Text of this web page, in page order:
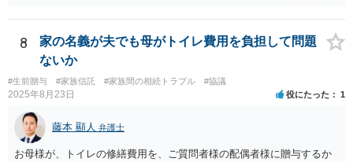
で、その制度を活用する方法も考えられます。 もし契約書の作成まで
視野に入れておられる場合は、お近くの弁護士、できれば相続に強い
弁護士にご相談なさるとよいでしょう。
8
家の名義が夫でも母がトイレ費用を負担して問題
ないか
#生前贈与 #家族信託 #家族間の相続トラブル #協議
2025年8月23日 役にたった 1
藤本 顯人 弁護士
お母様が、トイレの修繕費用を、ご質問者様の配偶者様に贈与するか